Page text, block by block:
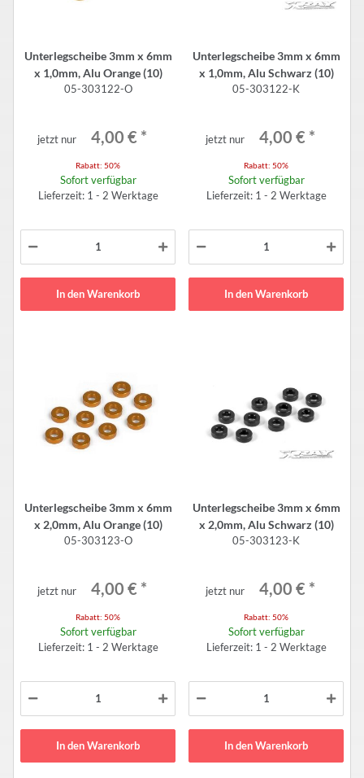
Unterlegscheibe 3mm x 6mm
x 1,0mm, Alu Orange (10)
05-303122-O
jetzt nur 4,00 € *
Rabatt: 50%
Sofort verfügbar
Lieferzeit: 1 - 2 Werktage
In den Warenkorb
Unterlegscheibe 3mm x 6mm
x 1,0mm, Alu Schwarz (10)
05-303122-K
jetzt nur 4,00 € *
Rabatt: 50%
Sofort verfügbar
Lieferzeit: 1 - 2 Werktage
In den Warenkorb
Unterlegscheibe 3mm x 6mm
x 2,0mm, Alu Orange (10)
05-303123-O
jetzt nur 4,00 € *
Rabatt: 50%
Sofort verfügbar
Lieferzeit: 1 - 2 Werktage
In den Warenkorb
Unterlegscheibe 3mm x 6mm
x 2,0mm, Alu Schwarz (10)
05-303123-K
jetzt nur 4,00 € *
Rabatt: 50%
Sofort verfügbar
Lieferzeit: 1 - 2 Werktage
In den Warenkorb